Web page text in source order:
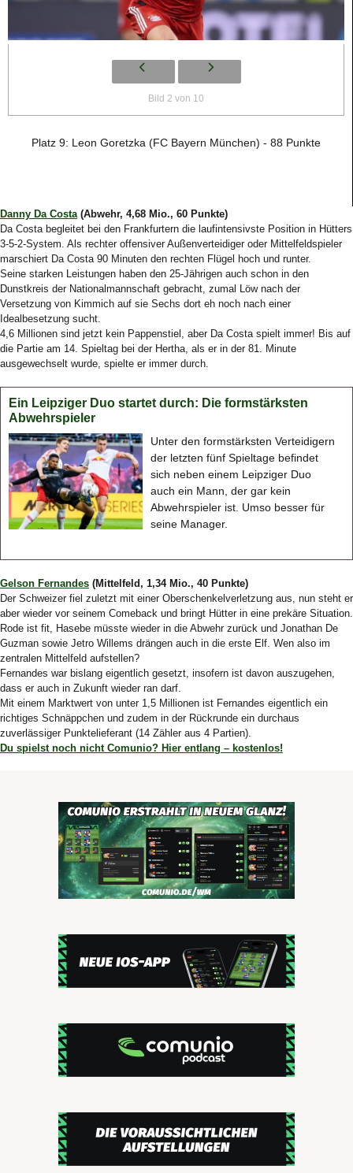
Bild 2 von 10
Platz 9: Leon Goretzka (FC Bayern München) - 88 Punkte
Danny Da Costa(Abwehr, 4,68 Mio., 60 Punkte)
Da Costa begleitet bei den Frankfurtern die laufintensivste Position in Hütters
3-5-2-System. Als rechter offensiver Außenverteidiger oder Mittelfeldspieler
marschiert Da Costa 90 Minuten den rechten Flügel hoch und runter.
Seine starken Leistungen haben den 25-Jährigen auch schon in den
Dunstkreis der Nationalmannschaft gebracht, zumal Löw nach der
Versetzung von Kimmich auf sie Sechs dort eh noch nach einer
Idealbesetzung sucht.
4,6 Millionen sind jetzt kein Pappenstiel, aber Da Costa spielt immer! Bis auf
die Partie am 14. Spieltag bei der Hertha, als er in der 81. Minute
ausgewechselt wurde, spielte er immer durch.
Ein Leipziger Duo startet durch: Die formstärksten
Abwehrspieler
Unter den formstärksten Verteidigern
der letzten fünf Spieltage befindet
sich neben einem Leipziger Duo
auch ein Mann, der gar kein
Abwehrspieler ist. Umso besser für
seine Manager.
Gelson Fernandes (Mittelfeld, 1,34 Mio., 40 Punkte)
Der Schweizer fiel zuletzt mit einer Oberschenkelverletzung aus, nun steht er
aber wieder vor seinem Comeback und bringt Hütter in eine prekäre Situation.
Rode ist fit, Hasebe müsste wieder in die Abwehr zurück und Jonathan De
Guzman sowie Jetro Willems drängen auch in die erste Elf. Wen also im
zentralen Mittelfeld aufstellen?
Fernandes war bislang eigentlich gesetzt, insofern ist davon auszugehen,
dass er auch in Zukunft wieder ran darf.
Mit einem Marktwert von unter 1,5 Millionen ist Fernandes eigentlich ein
richtiges Schnäppchen und zudem in der Rückrunde ein durchaus
zuverlässiger Punktelieferant (14 Zähler aus 4 Partien).
Du spielst noch nicht Comunio? Hier entlang – kostenlos!